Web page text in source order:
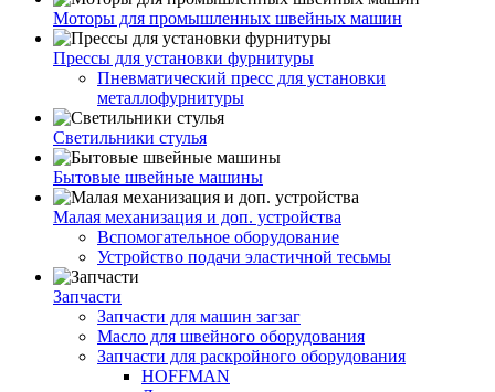
Моторы для промышленных швейных машин
Прессы для установки фурнитуры
Пневматический пресс для установки
металлофурнитуры
Светильники стулья
Бытовые швейные машины
Малая механизация и доп. устройства
Вспомогательное оборудование
Устройство подачи эластичной тесьмы
Запчасти
Запчасти для машин загзаг
Масло для швейного оборудования
Запчасти для раскройного оборудования
HOFFMAN